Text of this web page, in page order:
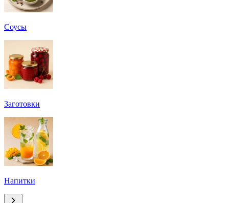
Соусы
Заготовки
Напитки